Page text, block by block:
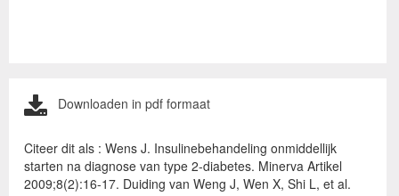
Downloaden in pdf formaat
Citeer dit als : Wens J. Insulinebehandeling onmiddellijk
starten na diagnose van type 2-diabetes. Minerva Artikel
2009;8(2):16-17. Duiding van Weng J, Wen X, Shi L, et al.